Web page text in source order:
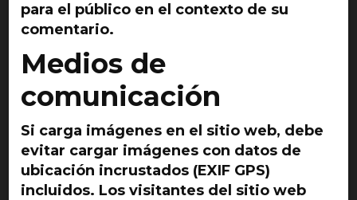
para el público en el contexto de su
comentario.
Medios de
comunicación
Si carga imágenes en el sitio web, debe
evitar cargar imágenes con datos de
ubicación incrustados (EXIF GPS)
incluidos. Los visitantes del sitio web